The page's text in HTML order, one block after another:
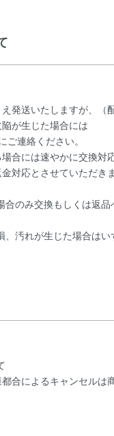
発送いたしますが、（
が生じた場合には
ご連絡ください。
合には速やかに交換対
対応とさせていただきま
合のみ交換もしくは返品
、汚れが生じた場合はい
合によるキャンセルは